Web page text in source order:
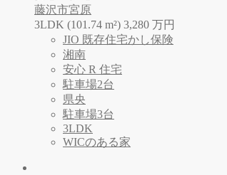
藤沢市宮原
3LDK (101.74 m²) 3,280 万円
JIO 既存住宅かし保険
湘南
安心 R 住宅
駐車場2台
県央
駐車場3台
3LDK
WICのある家